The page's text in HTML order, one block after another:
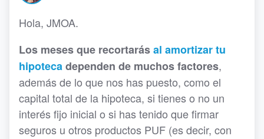
Hola, JMOA.
Los meses que recortarásal amortizar tu
hipotecadependen de muchos factores,
además de lo que nos has puesto, como el
capital total de la hipoteca, si tienes o no un
interés fijo inicial o si has tenido que firmar
seguros u otros productos PUF (es decir, con